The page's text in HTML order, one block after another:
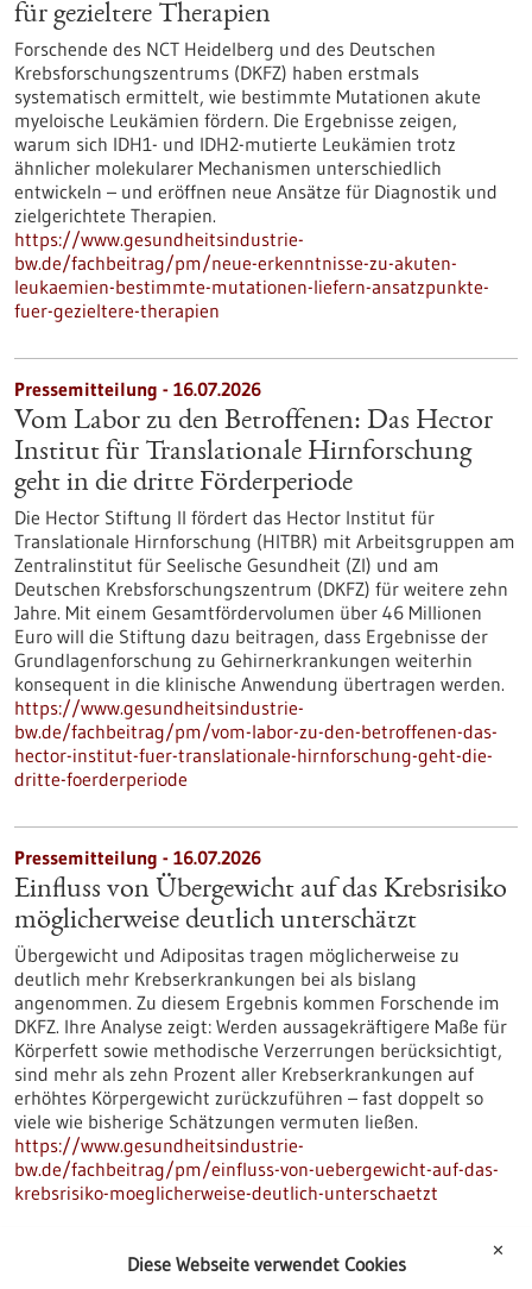
für gezieltere Therapien
Forschende des NCT Heidelberg und des Deutschen
Krebsforschungszentrums (DKFZ) haben erstmals
systematisch ermittelt, wie bestimmte Mutationen akute
myeloische Leukämien fördern. Die Ergebnisse zeigen,
warum sich IDH1- und IDH2-mutierte Leukämien trotz
ähnlicher molekularer Mechanismen unterschiedlich
entwickeln – und eröffnen neue Ansätze für Diagnostik und
zielgerichtete Therapien.
https://www.gesundheitsindustrie-
bw.de/fachbeitrag/pm/neue-erkenntnisse-zu-akuten-
leukaemien-bestimmte-mutationen-liefern-ansatzpunkte-
fuer-gezieltere-therapien
Pressemitteilung - 16.07.2026
Vom Labor zu den Betroffenen: Das Hector
Institut für Translationale Hirnforschung
geht in die dritte Förderperiode
Die Hector Stiftung II fördert das Hector Institut für
Translationale Hirnforschung (HITBR) mit Arbeitsgruppen am
Zentralinstitut für Seelische Gesundheit (ZI) und am
Deutschen Krebsforschungszentrum (DKFZ) für weitere zehn
Jahre. Mit einem Gesamtfördervolumen über 46 Millionen
Euro will die Stiftung dazu beitragen, dass Ergebnisse der
Grundlagenforschung zu Gehirnerkrankungen weiterhin
konsequent in die klinische Anwendung übertragen werden.
https://www.gesundheitsindustrie-
bw.de/fachbeitrag/pm/vom-labor-zu-den-betroffenen-das-
hector-institut-fuer-translationale-hirnforschung-geht-die-
dritte-foerderperiode
Pressemitteilung - 16.07.2026
Einfluss von Übergewicht auf das Krebsrisiko
möglicherweise deutlich unterschätzt
Übergewicht und Adipositas tragen möglicherweise zu
deutlich mehr Krebserkrankungen bei als bislang
angenommen. Zu diesem Ergebnis kommen Forschende im
DKFZ. Ihre Analyse zeigt: Werden aussagekräftigere Maße für
Körperfett sowie methodische Verzerrungen berücksichtigt,
sind mehr als zehn Prozent aller Krebserkrankungen auf
erhöhtes Körpergewicht zurückzuführen – fast doppelt so
viele wie bisherige Schätzungen vermuten ließen.
https://www.gesundheitsindustrie-
bw.de/fachbeitrag/pm/einfluss-von-uebergewicht-auf-das-
krebsrisiko-moeglicherweise-deutlich-unterschaetzt
✕
Diese Webseite verwendet Cookies